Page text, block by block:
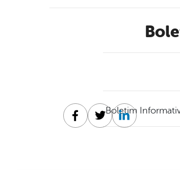
Boletim
Facebook
Twitter